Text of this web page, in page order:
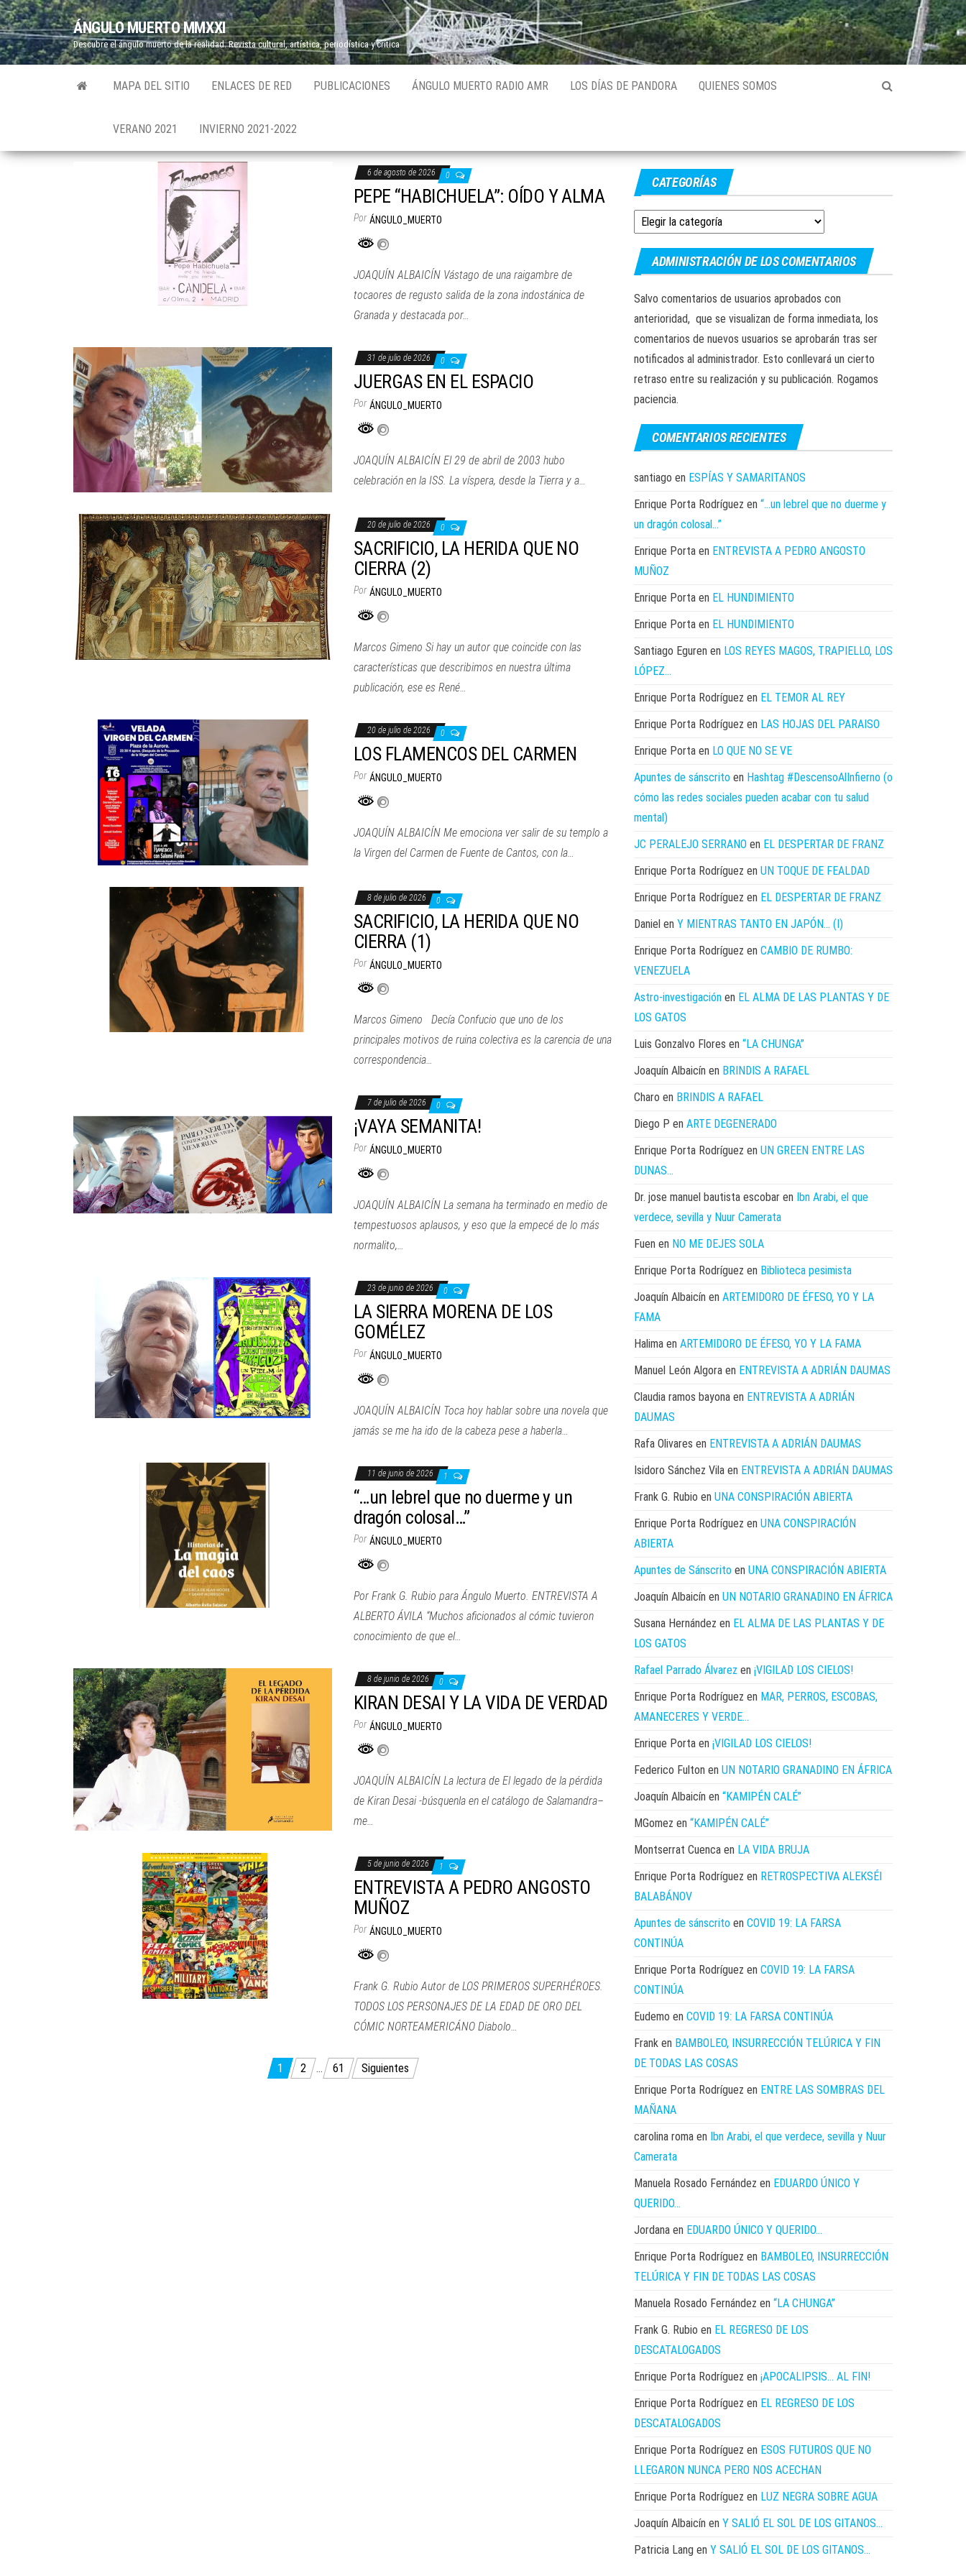
Saltar
al
contenido
ÁNGULO MUERTO MMXXI
Descubre el ángulo muerto de la realidad. Revista cultural, artística, periodística y crítica
MAPA DEL SITIO ENLACES DE RED PUBLICACIONES ÁNGULO MUERTO RADIO AMR LOS DÍAS DE PANDORA QUIENES SOMOS
VERANO 2021 INVIERNO 2021-2022
6 de agosto de 2026 0
PEPE “HABICHUELA”: OÍDO Y ALMA
Por ÁNGULO_MUERTO
JOAQUÍN ALBAICÍN Vástago de una raigambre de
tocaores de regusto salida de la zona indostánica de
Granada y destacada por…
31 de julio de 2026 0
JUERGAS EN EL ESPACIO
Por ÁNGULO_MUERTO
JOAQUÍN ALBAICÍN El 29 de abril de 2003 hubo
celebración en la ISS. La víspera, desde la Tierra y a…
20 de julio de 2026 0
SACRIFICIO, LA HERIDA QUE NO
CIERRA (2)
Por ÁNGULO_MUERTO
Marcos Gimeno Si hay un autor que coincide con las
características que describimos en nuestra última
publicación, ese es René…
20 de julio de 2026 0
LOS FLAMENCOS DEL CARMEN
Por ÁNGULO_MUERTO
JOAQUÍN ALBAICÍN Me emociona ver salir de su templo a
la Virgen del Carmen de Fuente de Cantos, con la…
8 de julio de 2026 0
SACRIFICIO, LA HERIDA QUE NO
CIERRA (1)
Por ÁNGULO_MUERTO
Marcos Gimeno Decía Confucio que uno de los
principales motivos de ruina colectiva es la carencia de una
correspondencia…
7 de julio de 2026 0
¡VAYA SEMANITA!
Por ÁNGULO_MUERTO
JOAQUÍN ALBAICÍN La semana ha terminado en medio de
tempestuosos aplausos, y eso que la empecé de lo más
normalito,…
23 de junio de 2026 0
LA SIERRA MORENA DE LOS
GOMÉLEZ
Por ÁNGULO_MUERTO
JOAQUÍN ALBAICÍN Toca hoy hablar sobre una novela que
jamás se me ha ido de la cabeza pese a haberla…
11 de junio de 2026 1
“…un lebrel que no duerme y un
dragón colosal…”
Por ÁNGULO_MUERTO
Por Frank G. Rubio para Ángulo Muerto. ENTREVISTA A
ALBERTO ÁVILA “Muchos aficionados al cómic tuvieron
conocimiento de que el…
8 de junio de 2026 0
KIRAN DESAI Y LA VIDA DE VERDAD
Por ÁNGULO_MUERTO
JOAQUÍN ALBAICÍN La lectura de El legado de la pérdida
de Kiran Desai -búsquenla en el catálogo de Salamandra–
me…
5 de junio de 2026 1
ENTREVISTA A PEDRO ANGOSTO
MUÑOZ
Por ÁNGULO_MUERTO
Frank G. Rubio Autor de LOS PRIMEROS SUPERHÉROES.
TODOS LOS PERSONAJES DE LA EDAD DE ORO DEL
CÓMIC NORTEAMERICÁNO Diabolo…
1 2 … 61 Siguientes
CATEGORÍAS
Categorías
ADMINISTRACIÓN DE LOS COMENTARIOS
Salvo comentarios de usuarios aprobados con
anterioridad, que se visualizan de forma inmediata, los
comentarios de nuevos usuarios se aprobarán tras ser
notificados al administrador. Esto conllevará un cierto
retraso entre su realización y su publicación. Rogamos
paciencia.
COMENTARIOS RECIENTES
santiago en ESPÍAS Y SAMARITANOS
Enrique Porta Rodríguez en “…un lebrel que no duerme y
un dragón colosal…”
Enrique Porta en ENTREVISTA A PEDRO ANGOSTO
MUÑOZ
Enrique Porta en EL HUNDIMIENTO
Enrique Porta en EL HUNDIMIENTO
Santiago Eguren en LOS REYES MAGOS, TRAPIELLO, LOS
LÓPEZ…
Enrique Porta Rodríguez en EL TEMOR AL REY
Enrique Porta Rodríguez en LAS HOJAS DEL PARAISO
Enrique Porta en LO QUE NO SE VE
Apuntes de sánscrito en Hashtag #DescensoAlInfierno (o
cómo las redes sociales pueden acabar con tu salud
mental)
JC PERALEJO SERRANO en EL DESPERTAR DE FRANZ
Enrique Porta Rodríguez en UN TOQUE DE FEALDAD
Enrique Porta Rodríguez en EL DESPERTAR DE FRANZ
Daniel en Y MIENTRAS TANTO EN JAPÓN… (I)
Enrique Porta Rodríguez en CAMBIO DE RUMBO:
VENEZUELA
Astro-investigación en EL ALMA DE LAS PLANTAS Y DE
LOS GATOS
Luis Gonzalvo Flores en “LA CHUNGA”
Joaquín Albaicín en BRINDIS A RAFAEL
Charo en BRINDIS A RAFAEL
Diego P en ARTE DEGENERADO
Enrique Porta Rodríguez en UN GREEN ENTRE LAS
DUNAS…
Dr. jose manuel bautista escobar en Ibn Arabi, el que
verdece, sevilla y Nuur Camerata
Fuen en NO ME DEJES SOLA
Enrique Porta Rodríguez en Biblioteca pesimista
Joaquín Albaicín en ARTEMIDORO DE ÉFESO, YO Y LA
FAMA
Halima en ARTEMIDORO DE ÉFESO, YO Y LA FAMA
Manuel León Algora en ENTREVISTA A ADRIÁN DAUMAS
Claudia ramos bayona en ENTREVISTA A ADRIÁN
DAUMAS
Rafa Olivares en ENTREVISTA A ADRIÁN DAUMAS
Isidoro Sánchez Vila en ENTREVISTA A ADRIÁN DAUMAS
Frank G. Rubio en UNA CONSPIRACIÓN ABIERTA
Enrique Porta Rodríguez en UNA CONSPIRACIÓN
ABIERTA
Apuntes de Sánscrito en UNA CONSPIRACIÓN ABIERTA
Joaquín Albaicín en UN NOTARIO GRANADINO EN ÁFRICA
Susana Hernández en EL ALMA DE LAS PLANTAS Y DE
LOS GATOS
Rafael Parrado Álvarez en ¡VIGILAD LOS CIELOS!
Enrique Porta Rodríguez en MAR, PERROS, ESCOBAS,
AMANECERES Y VERDE…
Enrique Porta en ¡VIGILAD LOS CIELOS!
Federico Fulton en UN NOTARIO GRANADINO EN ÁFRICA
Joaquín Albaicín en “KAMIPÉN CALÉ”
MGomez en “KAMIPÉN CALÉ”
Montserrat Cuenca en LA VIDA BRUJA
Enrique Porta Rodríguez en RETROSPECTIVA ALEKSÉI
BALABÁNOV
Apuntes de sánscrito en COVID 19: LA FARSA
CONTINÚA
Enrique Porta Rodríguez en COVID 19: LA FARSA
CONTINÚA
Eudemo en COVID 19: LA FARSA CONTINÚA
Frank en BAMBOLEO, INSURRECCIÓN TELÚRICA Y FIN
DE TODAS LAS COSAS
Enrique Porta Rodríguez en ENTRE LAS SOMBRAS DEL
MAÑANA
carolina roma en Ibn Arabi, el que verdece, sevilla y Nuur
Camerata
Manuela Rosado Fernández en EDUARDO ÚNICO Y
QUERIDO…
Jordana en EDUARDO ÚNICO Y QUERIDO…
Enrique Porta Rodríguez en BAMBOLEO, INSURRECCIÓN
TELÚRICA Y FIN DE TODAS LAS COSAS
Manuela Rosado Fernández en “LA CHUNGA”
Frank G. Rubio en EL REGRESO DE LOS
DESCATALOGADOS
Enrique Porta Rodríguez en ¡APOCALIPSIS… AL FIN!
Enrique Porta Rodríguez en EL REGRESO DE LOS
DESCATALOGADOS
Enrique Porta Rodríguez en ESOS FUTUROS QUE NO
LLEGARON NUNCA PERO NOS ACECHAN
Enrique Porta Rodríguez en LUZ NEGRA SOBRE AGUA
Joaquín Albaicín en Y SALIÓ EL SOL DE LOS GITANOS…
Patricia Lang en Y SALIÓ EL SOL DE LOS GITANOS…